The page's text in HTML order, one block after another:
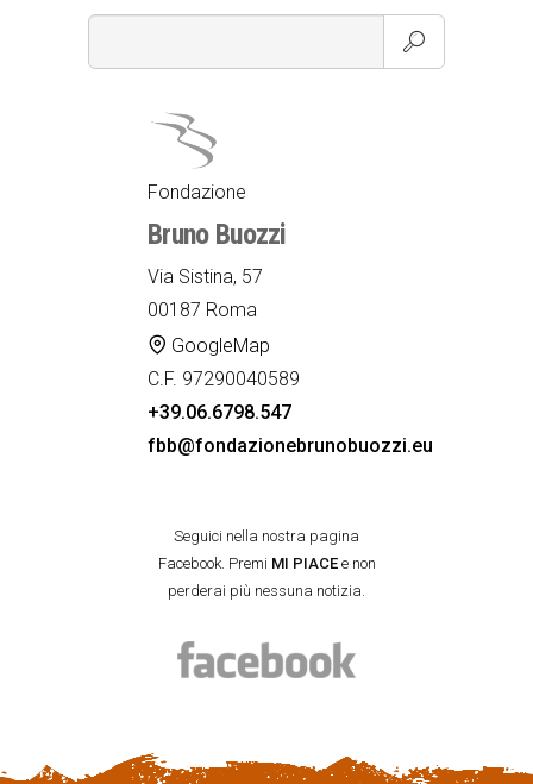
Fondazione
Bruno Buozzi
Via Sistina, 57
00187 Roma
GoogleMap
C.F. 97290040589
+39.06.6798.547
fbb@fondazionebrunobuozzi.eu
Seguici nella nostra pagina
Facebook. Premi MI PIACEe non
perderai più nessuna notizia.